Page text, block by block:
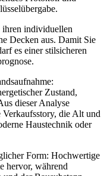
individuellen
Decken aus. Damit Sie
es einer stilsicheren
Zustand,
dieser Analyse
die Alt und
Haustechnik oder
Form: Hochwertige
hervor, während